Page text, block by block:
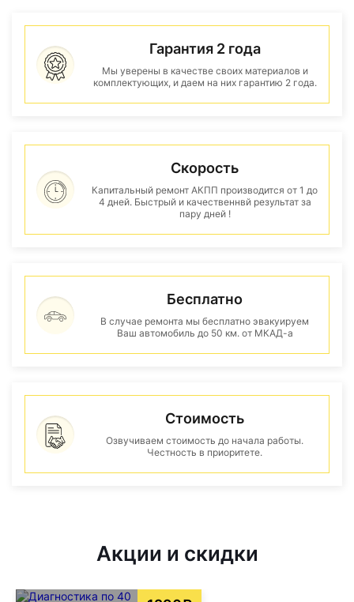
Гарантия 2 года
Мы уверены в качестве своих материалов и
комплектующих, и даем на них гарантию 2 года.
Скорость
Капитальный ремонт АКПП производится от 1 до
4 дней. Быстрый и качественнвй результат за
пару дней !
Бесплатно
В случае ремонта мы бесплатно эвакуируем
Ваш автомобиль до 50 км. от МКАД-а
Стоимость
Озвучиваем стоимость до начала работы.
Честность в приоритете.
Акции и скидки